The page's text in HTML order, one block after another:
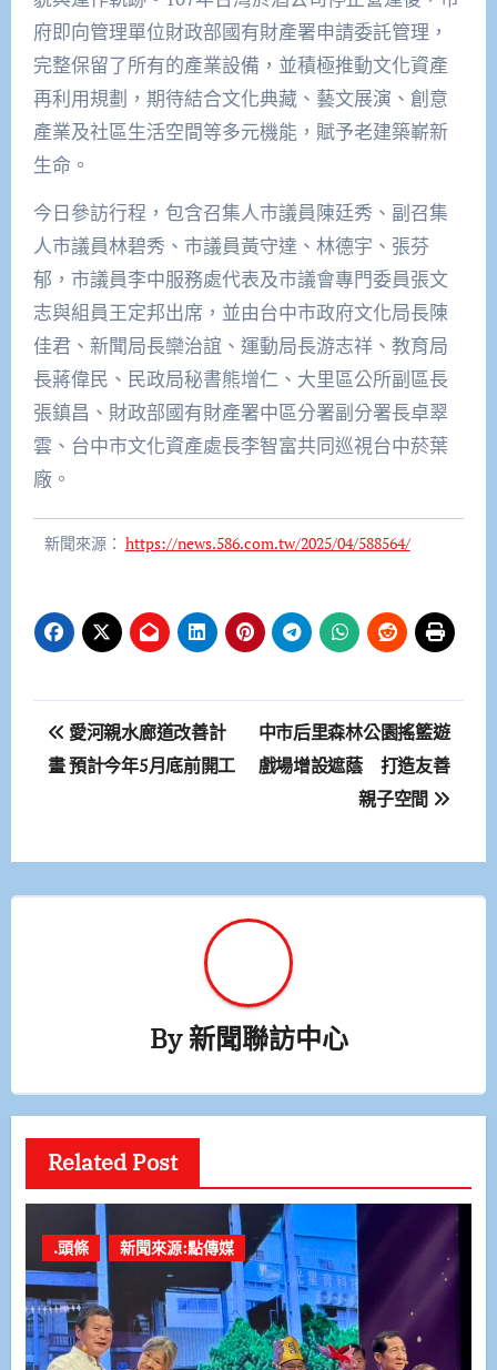
府即向管理單位財政部國有財產署申請委託管理，
完整保留了所有的產業設備，並積極推動文化資產
再利用規劃，期待結合文化典藏、藝文展演、創意
產業及社區生活空間等多元機能，賦予老建築嶄新
生命。
今日參訪行程，包含召集人市議員陳廷秀、副召集
人市議員林碧秀、市議員黃守達、林德宇、張芬
郁，市議員李中服務處代表及市議會專門委員張文
志與組員王定邦出席，並由台中市政府文化局長陳
佳君、新聞局長欒治誼、運動局長游志祥、教育局
長蔣偉民、民政局秘書熊增仁、大里區公所副區長
張鎮昌、財政部國有財產署中區分署副分署長卓翠
雲、台中市文化資產處長李智富共同巡視台中菸葉
廠。
新聞來源： https://news.586.com.tw/2025/04/588564/
文
章
覽
愛河親水廊道改善計
畫 預計今年5月底前開工
中市后里森林公園搖籃遊
戲場增設遮蔭 打造友善
親子空間
By新聞聯訪中心
Related Post
.頭條 新聞來源:點傳媒